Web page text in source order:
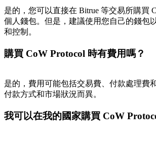
是的，您可以直接在 Bitrue 等交易所購買
個人錢包。但是，建議使用您自己的錢包
和控制。
購買 CoW Protocol 時有費用嗎？
是的，費用可能包括交易費、付款處理費
付款方式和市場狀況而異。
我可以在我的國家購買 CoW